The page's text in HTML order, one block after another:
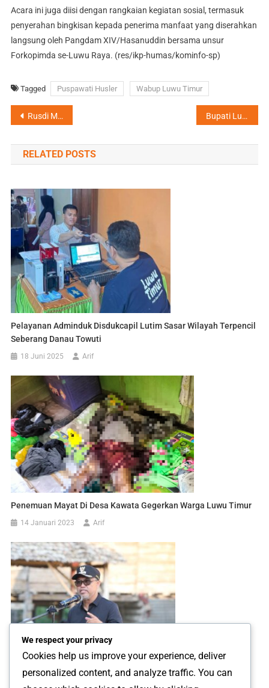
Acara ini juga diisi dengan rangkaian kegiatan sosial, termasuk
penyerahan bingkisan kepada penerima manfaat yang diserahkan
langsung oleh Pangdam XIV/Hasanuddin bersama unsur
Forkopimda se-Luwu Raya. (res/ikp-humas/kominfo-sp)
Tagged Puspawati Husler Wabup Luwu Timur
Navigasi
pos
Rusdi Masse Amanahkan Hardiansyah Nahkodai IMI Luwu Timur Bupati Luwu Timur Harap HIPMI Jadi Mitra Strategis Pembangunan Daerah
RELATED POSTS
Pelayanan Adminduk Disdukcapil Lutim Sasar Wilayah Terpencil
Seberang Danau Towuti
18 Juni 2025 Arif
Penemuan Mayat Di Desa Kawata Gegerkan Warga Luwu Timur
14 Januari 2023 Arif
Budiman Ingatkan Masyarakat Untuk Tidak Terpecah Belah
We respect your privacy
Cookies help us improve your experience, deliver
personalized content, and analyze traffic. You can